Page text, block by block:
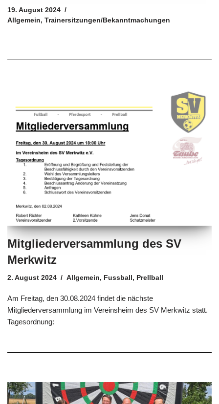
19. August 2024
Allgemein, Trainersitzungen/Bekanntmachungen
Mitgliederversammlung des SV
Merkwitz
2. August 2024 Allgemein, Fussball, Prellball
Am Freitag, den 30.08.2024 findet die nächste
Mitgliederversammlung im Vereinsheim des SV Merkwitz statt.
Tagesordnung: